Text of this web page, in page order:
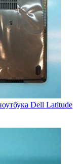
Dell Latitude